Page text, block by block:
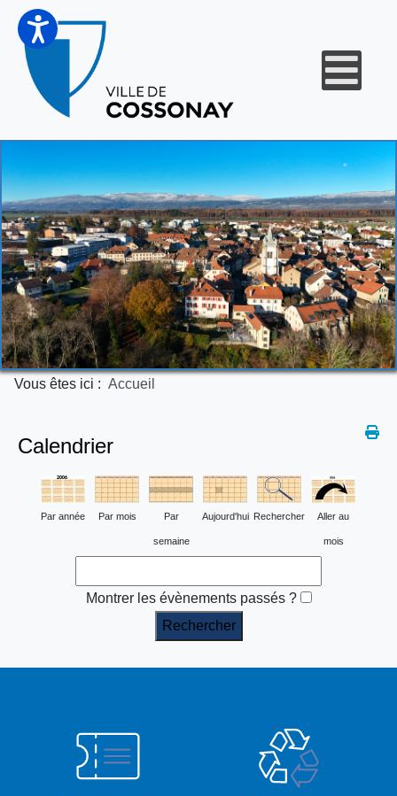
Vous êtes ici : Accueil
Calendrier
Par année Par mois Par
semaine
Aujourd'hui Rechercher Aller au
mois
Montrer les évènements passés ?